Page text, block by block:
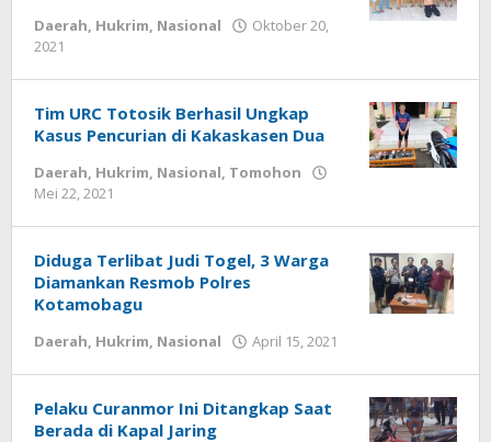
Daerah, Hukrim, Nasional
Oktober 20,
2021
Tim URC Totosik Berhasil Ungkap
Kasus Pencurian di Kakaskasen Dua
Daerah, Hukrim, Nasional, Tomohon
Mei 22, 2021
Diduga Terlibat Judi Togel, 3 Warga
Diamankan Resmob Polres
Kotamobagu
Daerah, Hukrim, Nasional April 15, 2021
Pelaku Curanmor Ini Ditangkap Saat
Berada di Kapal Jaring